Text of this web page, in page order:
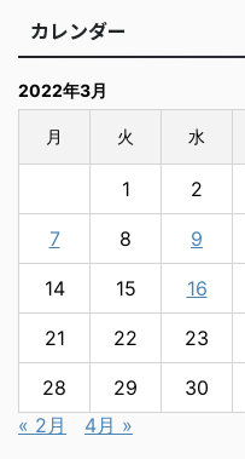
カレンダー
2022年3月
月 火 水
1 2
7 8 9
14 15 16
21 22 23
28 29 30
« 2月
4月 »